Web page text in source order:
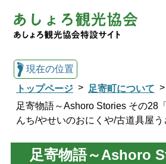
総合トップへ
現在の位置
トップページ
足寄町について
足寄物語～Ashoro Stories その28
んち/やせいのおにくや/古道具屋う
足寄物語～Ashoro